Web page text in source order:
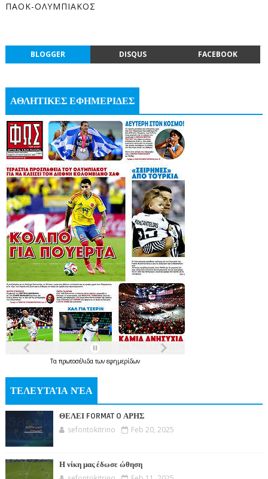
ΠΑΟΚ-ΟΛΥΜΠΙΑΚΟΣ
BLOGGER DISQUS FACEBOOK
ΑΘΛΗΤΙΚΕΣ ΕΦΗΜΕΡΙΔΕΣ
Τα πρωτοσέλιδατων εφημερίδων
ΤΕΛΕΥΤΑΊΑ ΝΈΑ
ΘΕΛΕΙ FORMAT O ΑΡΗΣ
sefontokitrino Feb 20, 2025
Η νίκη μας έδωσε ώθηση